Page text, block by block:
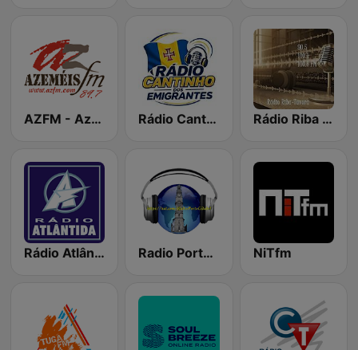
AZFM - Azeméis FM Rádio Cantinho dos Emigrantes Rádio Riba – Távora
Rádio Atlântida Radio Porto Cidade NiTfm